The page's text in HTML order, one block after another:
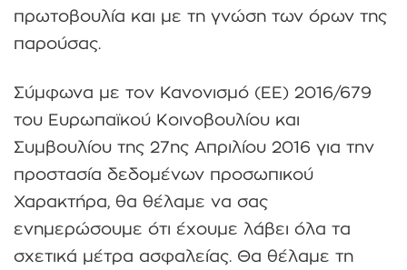
πρωτοβουλία και με τη γνώση των όρων της
παρούσας.
Σύμφωνα με τον Κανονισμό (ΕΕ) 2016/679
του Ευρωπαϊκού Κοινοβουλίου και
Συμβουλίου της 27ης Απριλίου 2016 για την
προστασία δεδομένων προσωπικού
Χαρακτήρα, θα θέλαμε να σας
ενημερώσουμε ότι έχουμε λάβει όλα τα
σχετικά μέτρα ασφαλείας. Θα θέλαμε τη